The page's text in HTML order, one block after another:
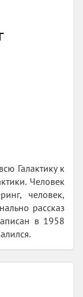
Галактику к
Человек
человек,
рассказ
в 1958